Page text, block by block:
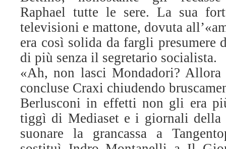
Raphael tutte le sere. La sua
televisioni e mattone, dovuta
era così solida da fargli presumere
di più senza il segretario socialista.
«Ah, non lasci Mondadori?
concluse Craxi chiudendo
Berlusconi in effetti non gli era
tiggì di Mediaset e i giornali della
suonare la grancassa a